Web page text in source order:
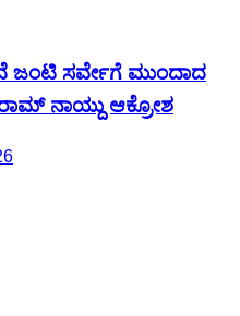
ಜಂಟಿ ಸರ್ವೇಗೆ ಮುಂದಾದ
ನಾಯ್ದು ಆಕ್ರೋಶ